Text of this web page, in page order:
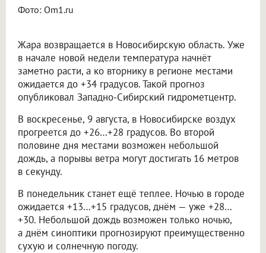
Фото: Om1.ru
Жара возвращается в Новосибирскую область. Уже
в начале новой недели температура начнёт
заметно расти, а ко вторнику в регионе местами
ожидается до +34 градусов. Такой прогноз
опубликовал Западно-Сибирский гидрометцентр.
В воскресенье, 9 августа, в Новосибирске воздух
прогреется до +26…+28 градусов. Во второй
половине дня местами возможен небольшой
дождь, а порывы ветра могут достигать 16 метров
в секунду.
В понедельник станет ещё теплее. Ночью в городе
ожидается +13…+15 градусов, днём — уже +28…
+30. Небольшой дождь возможен только ночью,
а днём синоптики прогнозируют преимущественно
сухую и солнечную погоду.